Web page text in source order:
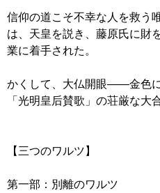
信仰の道こそ不幸な人を救う
は、天皇を説き、藤原氏に財
業に着手された。
かくして、大仏開眼――金色
「光明皇后賛歌」の荘厳な大
【三つのワルツ】
第一部：別離のワルツ